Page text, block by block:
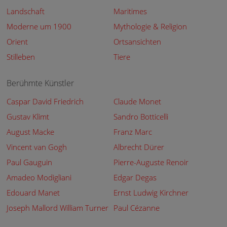
Landschaft
Maritimes
Moderne um 1900
Mythologie & Religion
Orient
Ortsansichten
Stilleben
Tiere
Berühmte Künstler
Caspar David Friedrich
Claude Monet
Gustav Klimt
Sandro Botticelli
August Macke
Franz Marc
Vincent van Gogh
Albrecht Dürer
Paul Gauguin
Pierre-Auguste Renoir
Amadeo Modigliani
Edgar Degas
Edouard Manet
Ernst Ludwig Kirchner
Joseph Mallord William Turner Paul Cézanne